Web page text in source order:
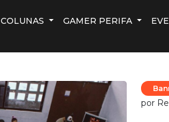
COLUNAS GAMER PERIFA
por